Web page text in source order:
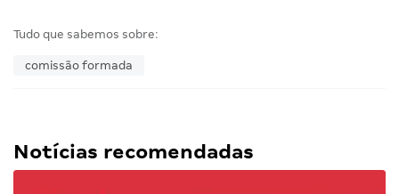
Tudo que sabemos sobre:
comissão formada
Notícias recomendadas